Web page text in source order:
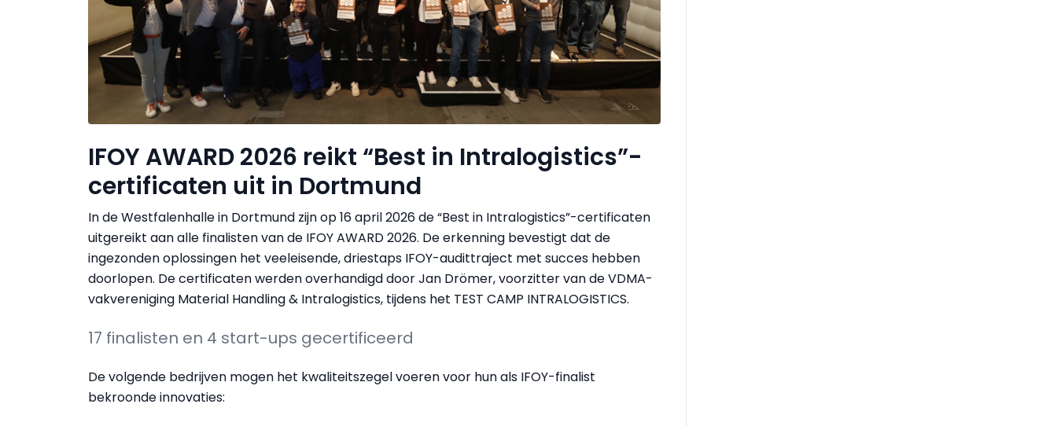
IFOY AWARD 2026 reikt “Best in Intralogistics”-
certificaten uit in Dortmund
In de Westfalenhalle in Dortmund zijn op 16 april 2026 de “Best in Intralogistics”-certificaten
uitgereikt aan alle finalisten van de IFOY AWARD 2026. De erkenning bevestigt dat de
ingezonden oplossingen het veeleisende, driestaps IFOY-audittraject met succes hebben
doorlopen. De certificaten werden overhandigd door Jan Drömer, voorzitter van de VDMA-
vakvereniging Material Handling & Intralogistics, tijdens het TEST CAMP INTRALOGISTICS.
17 finalisten en 4 start-ups gecertificeerd
De volgende bedrijven mogen het kwaliteitszegel voeren voor hun als IFOY-finalist
bekroonde innovaties: